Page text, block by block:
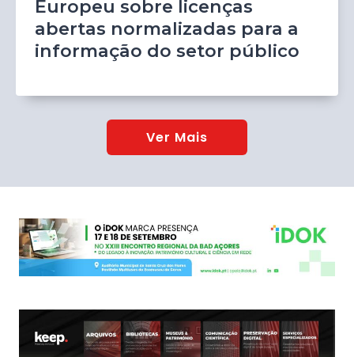
Europeu sobre licenças
abertas normalizadas para a
informação do setor público
Ver Mais